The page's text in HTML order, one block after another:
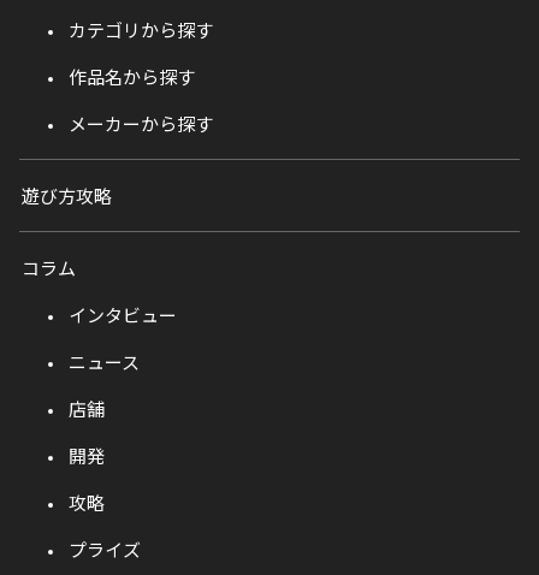
カテゴリから探す
作品名から探す
メーカーから探す
遊び方攻略
コラム
インタビュー
ニュース
店舗
開発
攻略
プライズ